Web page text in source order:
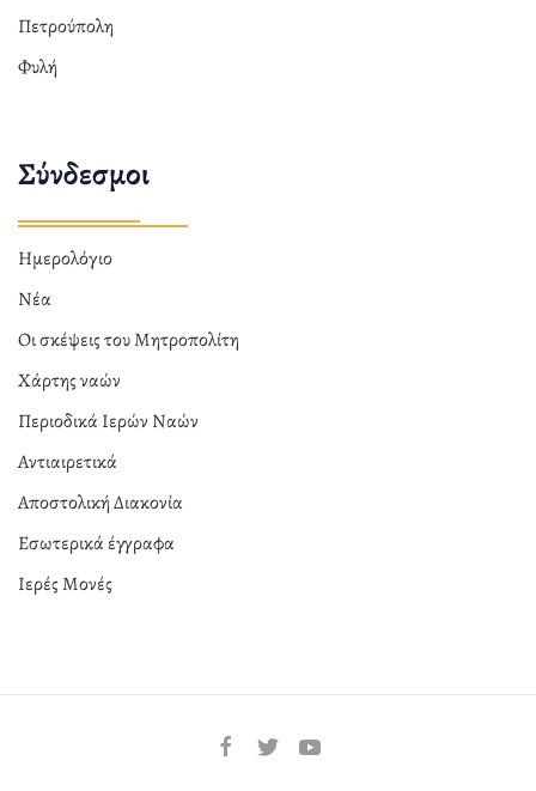
Πετρούπολη
Φυλή
Σύνδεσμοι
Ημερολόγιο
Νέα
Οι σκέψεις του Μητροπολίτη
Χάρτης ναών
Περιοδικά Ιερών Ναών
Αντιαιρετικά
Αποστολική Διακονία
Εσωτερικά έγγραφα
Ιερές Μονές